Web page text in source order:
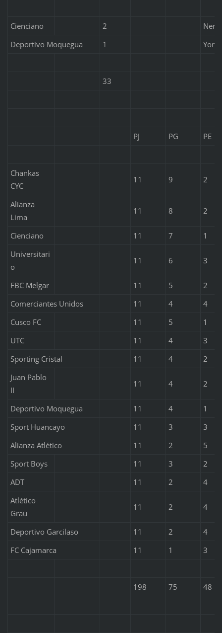
Cienciano 2
Neri
Deportivo Moquegua
1
33
PJ PG PE
Chankas
CYC
11 9 2
Alianza
Lima
11 8 2
Cienciano 11 7
1
Universitari
o
11 6 3
FBC Melgar 11 5
2
Comerciantes Unidos
11 4
4
Cusco FC
11 5
1
UTC
11 4
3
Sporting Cristal
11 4
2
Juan Pablo
II
11 4 2
Deportivo Moquegua 11 4
1
Sport Huancayo
11 3
3
Alianza Atlético
11 2
5
Sport Boys
11 3
2
ADT
11 2
4
Atlético
Grau
11 2 4
Deportivo Garcilaso 11 2
4
FC Cajamarca
11 1 3
198 75 48